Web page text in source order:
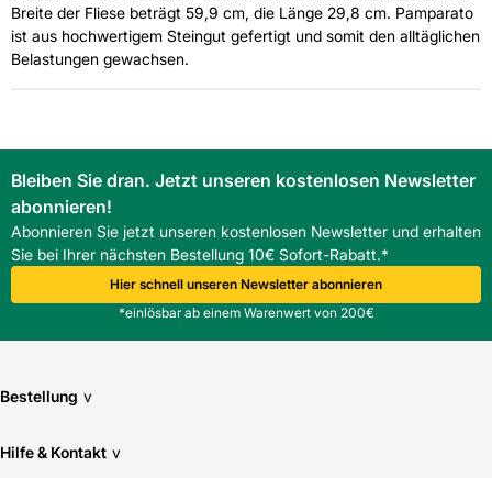
Breite der Fliese beträgt 59,9 cm, die Länge 29,8 cm. Pamparato
ist aus hochwertigem Steingut gefertigt und somit den alltäglichen
Belastungen gewachsen.
Bleiben Sie dran. Jetzt unseren kostenlosen Newsletter
abonnieren!
Abonnieren Sie jetzt unseren kostenlosen Newsletter und erhalten
Sie bei Ihrer nächsten Bestellung 10€ Sofort-Rabatt.*
Hier schnell unseren Newsletter abonnieren
*einlösbar ab einem Warenwert von 200€
Bestellung v
Hilfe & Kontakt v